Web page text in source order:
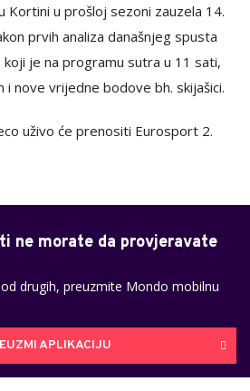
Kortini u prošloj sezoni zauzela 14.
prvih analiza današnjeg spusta
je na programu sutra u 11 sati,
nove vrijedne bodove bh. skijašici.
uživo će prenositi Eurosport 2.
ne morate da provjeravate
drugih, preuzmite Mondo mobilnu
APLIKACIJU